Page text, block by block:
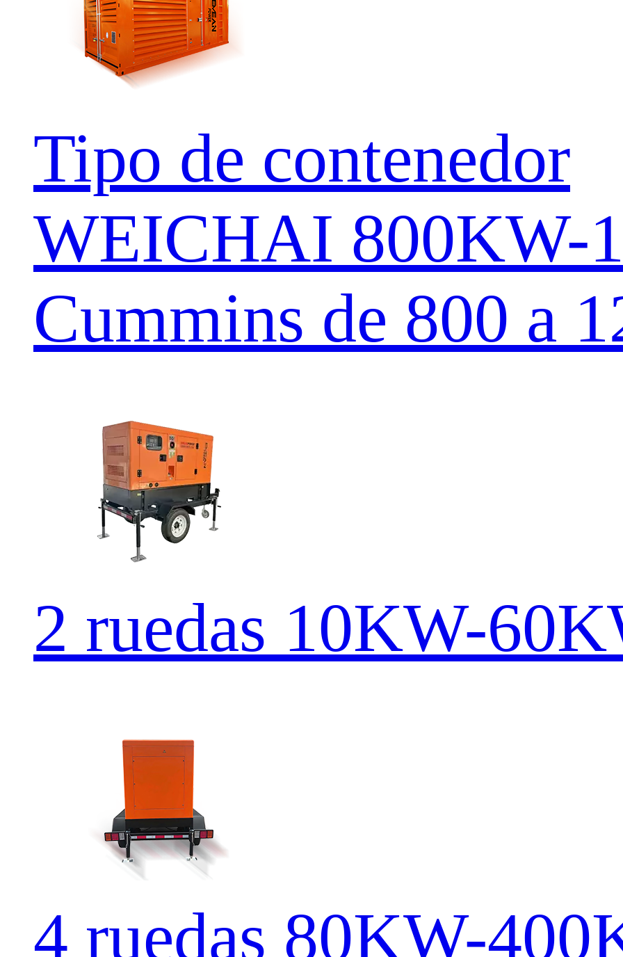
Tipo de contenedor
WEICHAI 800KW-
Cummins de 800 a
2 ruedas 10KW-
4 ruedas 80KW-